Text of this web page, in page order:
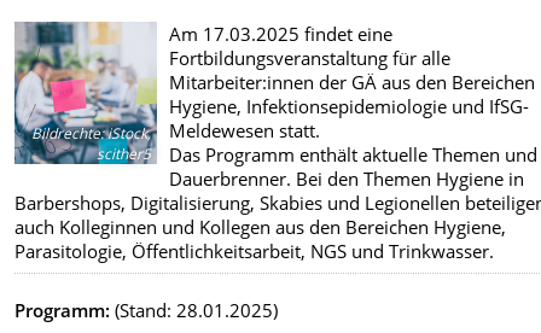
Bildrechte:iStock,
scither5
Am 17.03.2025 findet eine
Fortbildungsveranstaltung für alle
Mitarbeiter:innen der GÄ aus den Bereichen
Hygiene, Infektionsepidemiologie und IfSG-
Meldewesen statt.
Das Programm enthält aktuelle Themen und
Dauerbrenner. Bei den Themen Hygiene in
Barbershops, Digitalisierung, Skabies und Legionellen
auch Kolleginnen und Kollegen aus den Bereichen Hygiene,
Parasitologie, Öffentlichkeitsarbeit, NGS und Trinkwasser.
Programm: (Stand: 28.01.2025)